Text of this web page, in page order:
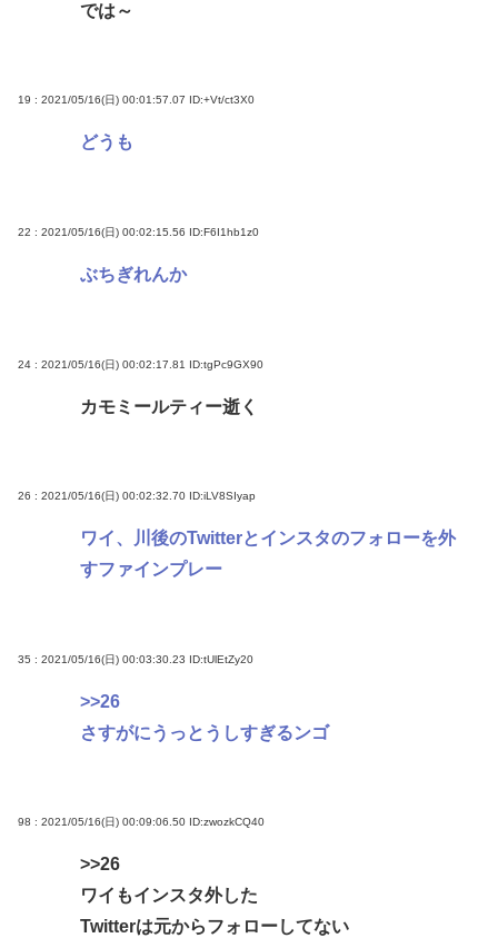
では～
19 : 2021/05/16(日) 00:01:57.07 ID:+Vt/ct3X0
どうも
22 : 2021/05/16(日) 00:02:15.56 ID:F6I1hb1z0
ぶちぎれんか
24 : 2021/05/16(日) 00:02:17.81 ID:tgPc9GX90
カモミールティー逝く
26 : 2021/05/16(日) 00:02:32.70 ID:iLV8SIyap
ワイ、川後のTwitterとインスタのフォローを外
すファインプレー
35 : 2021/05/16(日) 00:03:30.23 ID:tUlEtZy20
>>26
さすがにうっとうしすぎるンゴ
98 : 2021/05/16(日) 00:09:06.50 ID:zwozkCQ40
>>26
ワイもインスタ外した
Twitterは元からフォローしてない